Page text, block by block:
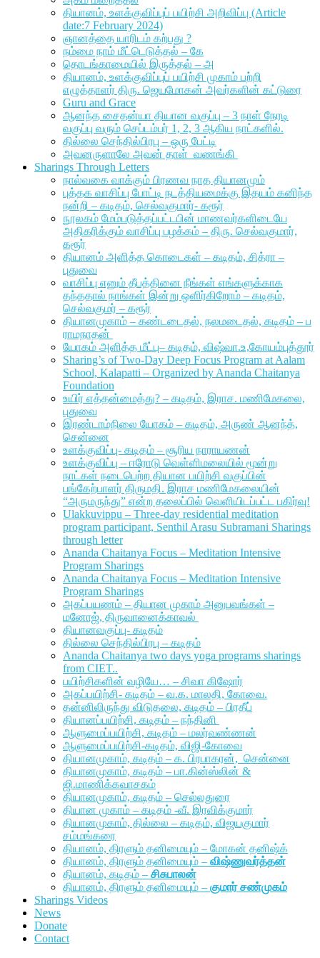
தியானம், உளக்குவிப்புப் பயிற்சி அறிவிப்பு (Article
date:7 February 2024)
ஞானத்தை யாரிடம் கற்பது ?
நம்மை நாம் மீட்டெடுத்தல் – கே
தொடங்காமையில் இருத்தல் – அ
தியானம், உளக்குவிப்புப் பயிற்சி முகாம் பற்றி
எழுத்தாளர் திரு. ஜெயமோகன் அவர்களின் கட்டுரை
Guru and Grace
ஆனந்த சைதன்யா தியான வகுப்பு – 3 நாள் நேரடி
வகுப்பு வரும் செப்டம்பர் 1, 2, 3 ஆகிய நாட்களில்.
தில்லை செந்தில்பிரபு – ஒரு பேட்டி
அவனருளாலே அவன் தாள் வணங்கி
Sharings Through Letters
நால்வகை வாக்கும் பிரணவ நாத தியானமும்
புத்தக வாசிப்பு போட்டி நடத்தியமைக்கு இதயம் கனிந்த
நன்றி – கடிதம், செல்வகுமார்- கரூர்
நூலகம் மேம்படுத்தப்பட்டபின் மாணவர்களிடையே
அதிகரிக்கும் வாசிப்பு பழக்கம் – திரு. செல்வகுமார்,
கரூர்
தியானம் அளித்த கொடைகள் – கடிதம், சித்ரா –
புதுவை
வாசிப்பு எனும் தீபத்தினை நீங்கள் எங்களுக்காக
தந்ததால் நாங்கள் இன்று ஒளிர்கிறோம் – கடிதம்,
செல்வகுமர் – கரூர்
தியானமுகாம் – கண்டடைதல், நலமடைதல், கடிதம் – ப
ராமநாதன்
யோகம் அளித்த மீட்பு– கடிதம், விஷ்வா.உ,கோயம்புத்தூர்
Sharing’s of Two-Day Deep Focus Program at Aalam
School, Kalapatti – Organized by Ananda Chaitanya
Foundation
உயிர் எத்தன்மைத்து? – கடிதம், இராச. மணிமேகலை,
புதுவை
இரண்டாம்நிலை யோகம் – கடிதம், அருண் ஆனந்த்,
சென்னை
உளக்குவிப்பு- கடிதம் – சூரிய நாராயணன்
உளக்குவிப்பு – ஈரோடு வெள்ளிமலையில் மூன்று
நாட்கள் நடைபெற்ற தியான பயிற்சி வகுப்பின்
பங்கேற்பாளர் திருமதி. இராச மணிமேகலையின்
“அருமருந்து” என்ற தலைப்பில் வெளியிடப்பட்ட பகிர்வு!
Ulakkuvippu – Three-day residential meditation
program participant, Senthil Arasu Subramani Sharings
through letter
Ananda Chaitanya Focus – Meditation Intensive
Program Sharings
Ananda Chaitanya Focus – Meditation Intensive
Program Sharings
அகப்பயணம் – தியான முகாம் அனுபவங்கள் –
மனோஜ், திருவானைக்காவல்
தியானவகுப்பு- கடிதம்
தில்லை செந்தில்பிரபு – கடிதம்
Ananda Chaitanya two days yoga programs sharings
from CIET..
பயிற்சிகளின் வழியே… – சிவா கிஷோர்
அகப்பயிற்சி- கடிதம் – வ.க. மாலதி, கோவை.
தன்னிலிருந்து விடுதலை, கடிதம் – பிரதீப்
தியானப்பயிற்சி, கடிதம் – நந்தினி
ஆளுமைப்பயிற்சி, கடிதம் – மலர்வண்ணன்
ஆளுமைப்பயிற்சி-கடிதம், விஜி-கோவை
தியானமுகாம், கடிதம் – க. பிரபாகரன், சென்னை
தியானமுகாம், கடிதம் – பா.கின்ஸ்லின் &
ஜி.மாணிக்கவாசகம்
தியானமுகாம், கடிதம் – செல்லதுரை
தியான முகாம் – கடிதம் -வீ. இரவிக்குமார்
தியானமுகாம், தில்லை – கடிதம், விஜயகுமார்
சம்மங்கரை
தியானம், திரளும் தனிமையும் – மோகன் தனிஷ்க்
தியானம், திரளும் தனிமையும் – விஷ்ணுவர்த்தன்
தியானம், கடிதம் – சிசுபாலன்
தியானம், திரளும் தனிமையும் – குமார் சண்முகம்
Sharings Videos
News
Donate
Contact